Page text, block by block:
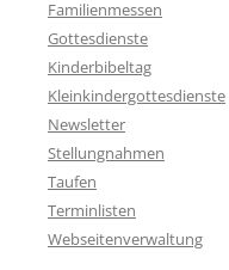
Familienmessen
Gottesdienste
Kinderbibeltag
Kleinkindergottesdienste
Newsletter
Stellungnahmen
Taufen
Terminlisten
Webseitenverwaltung